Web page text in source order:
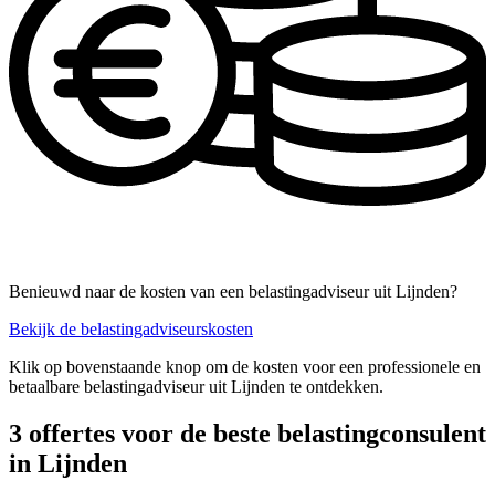
Benieuwd naar de kosten van een belastingadviseur uit Lijnden?
Bekijk de belastingadviseurskosten
Klik op bovenstaande knop om de kosten voor een professionele en
betaalbare belastingadviseur uit Lijnden te ontdekken.
3 offertes voor de beste belastingconsulent
in Lijnden